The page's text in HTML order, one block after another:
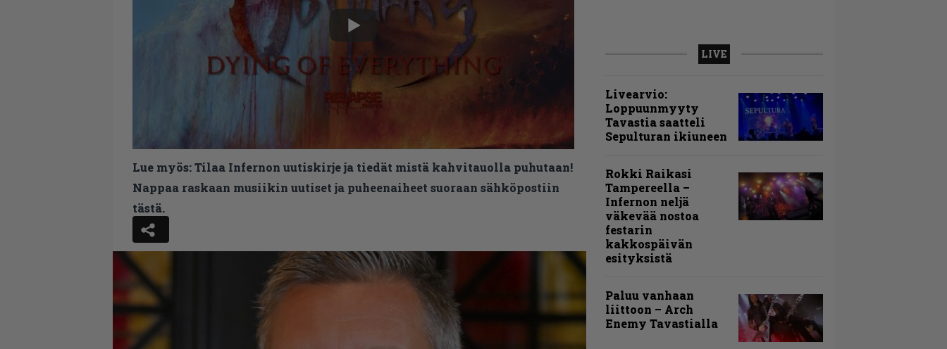
Lue myös:Tilaa Infernon uutiskirje ja tiedät mistä kahvitauolla puhutaan!
Nappaa raskaan musiikin uutiset ja puheenaiheet suoraan sähköpostiin
tästä.
LIVE
Livearvio:
Loppuunmyyty
Tavastia saatteli
Sepulturan ikiuneen
Rokki Raikasi
Tampereella –
Infernon neljä
väkevää nostoa
festarin
kakkospäivän
esityksistä
Paluu vanhaan
liittoon – Arch
Enemy Tavastialla